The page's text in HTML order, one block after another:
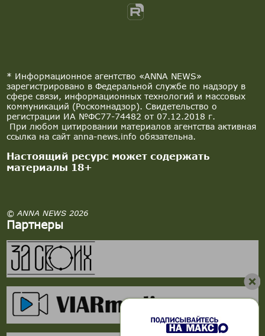
* Информационное агентство «ANNA NEWS»
зарегистрировано в Федеральной службе по надзору в
сфере связи, информационных технологий и массовых
коммуникаций (Роскомнадзор). Свидетельство о
регистрации ИА №ФС77-74482 от 07.12.2018 г.
При любом цитировании материалов агентства активная
ссылка на сайт anna-news.info обязательна.
Настоящий ресурс может содержать
материалы 18+
© ANNA NEWS 2026
Партнеры